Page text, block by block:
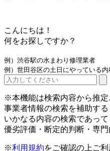
こんにちは！
何をお探しですか？
例）渋谷駅の水まわり修理業者
例）世田谷区の土日にやっている内
※本機能は検索内容から推定
事業者情報の検索を補助する
いかなる内容の検索であっ
優劣評価・断定的判断・専門
※利用規約をご確認の上ご